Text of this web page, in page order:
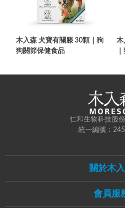
木入森 犬寶有關膝 30顆｜狗
狗關節保健食品
木
仁和生物科技股
統一編號：
關於木
會員服